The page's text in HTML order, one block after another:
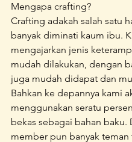
Mengapa crafting?
Crafting adakah salah satu
banyak diminati kaum ibu.
mengajarkan jenis
mudah dilakukan, dengan
juga mudah didapat dan
Bahkan ke depannya kami
menggunakan seratu
bekas sebagai bahan baku.
member pun banyak teman